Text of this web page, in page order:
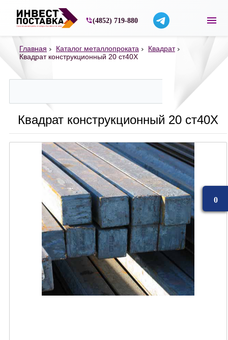
Строительные материалы со склада в
(4852) 719-880
Главная Каталог металлопроката
Квадрат
Квадрат конструкционный 20 ст40Х
Квадрат конструкционный 20 ст40Х
0